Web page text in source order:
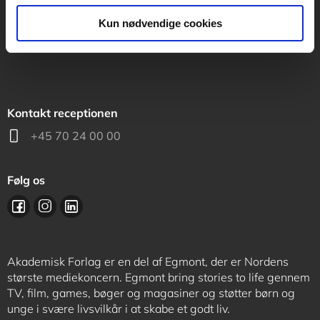
Kun nødvendige cookies
support@akademisk.dk
Kontakt receptionen
+45 70 24 00 00
Følg os
Akademisk Forlag er en del af Egmont, der er Nordens
største mediekoncern. Egmont bring stories to life gennem
TV, film, games, bøger og magasiner og støtter børn og
unge i svære livsvilkår i at skabe et godt liv.